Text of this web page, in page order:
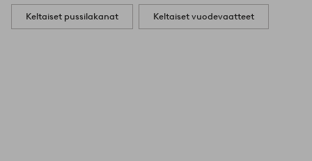
Keltaiset pussilakanat Keltaiset vuodevaatteet